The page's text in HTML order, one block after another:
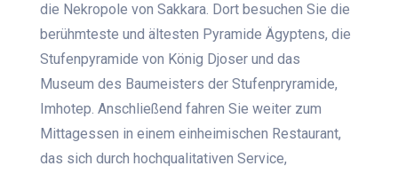
die Nekropole von Sakkara. Dort besuchen Sie die
berühmteste und ältesten Pyramide Ägyptens, die
Stufenpyramide von König Djoser und das
Museum des Baumeisters der Stufenpryramide,
Imhotep. Anschließend fahren Sie weiter zum
Mittagessen in einem einheimischen Restaurant,
das sich durch hochqualitativen Service,